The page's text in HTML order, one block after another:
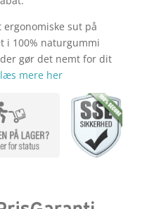
ergonomiske sut på
i 100% naturgummi
gør det nemt for dit
læs mere her